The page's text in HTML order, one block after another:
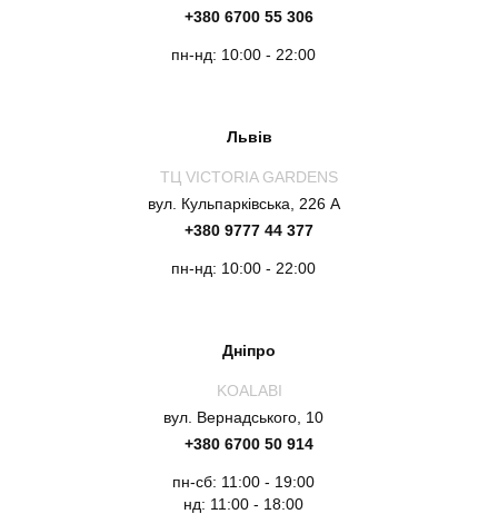
+380 6700 55 306
пн-нд: 10:00 - 22:00
Львів
ТЦ VICTORIA GARDENS
вул. Кульпарківська, 226 А
+380 9777 44 377
пн-нд: 10:00 - 22:00
Дніпро
KOALABI
вул. Вернадського, 10
+380 6700 50 914
пн-сб: 11:00 - 19:00
нд: 11:00 - 18:00